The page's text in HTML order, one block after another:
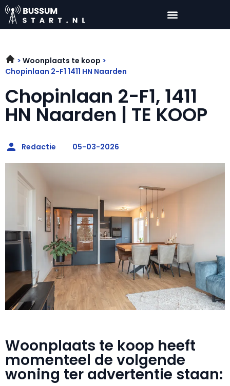
Woonplaats te koop
Chopinlaan 2-F1 1411 HN Naarden
Chopinlaan 2-F1, 1411
HN Naarden | TE KOOP
Redactie 05-03-2026
Woonplaats te koop heeft
momenteel de volgende
woning ter advertentie staan: